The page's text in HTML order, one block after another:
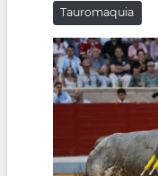
navegación
Tauromaquia